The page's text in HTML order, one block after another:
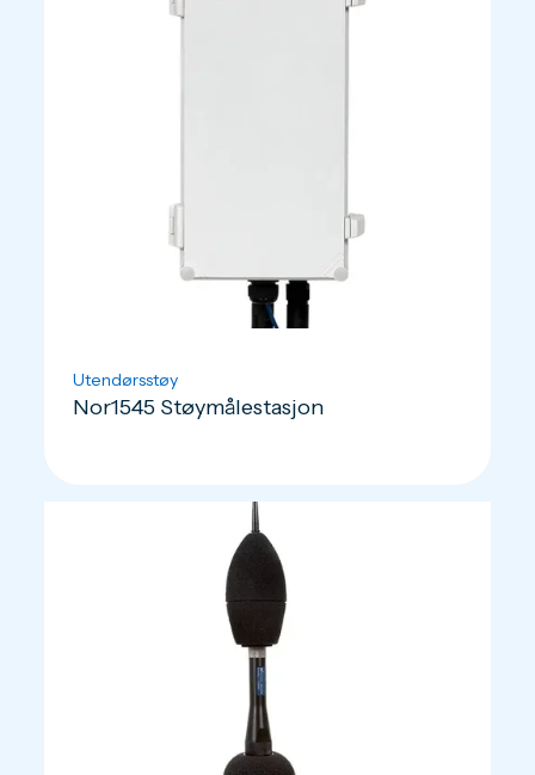
Utendørsstøy
Nor1545 Støymålestasjon